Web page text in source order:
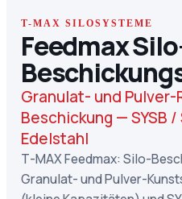
T-MAX SILOSYSTEME
Feedmax
Granulat- und
Beschickung — SYSB /
Edelstahl
T-MAX Feedmax: Silo-
Granulat- und Pulver-